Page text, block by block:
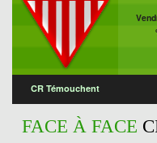
CR Témouchent
FACE À FACE